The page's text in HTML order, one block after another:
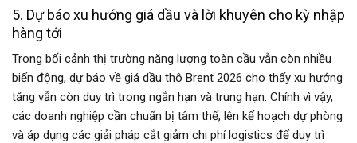
5. Dự báo xu hướng giá dầu và lời khuyên cho kỳ nhập
hàng tới
Trong bối cảnh thị trường năng lượng toàn cầu vẫn còn nhiều
biến động, dự báo về giá dầu thô Brent 2026 cho thấy xu hướng
tăng vẫn còn duy trì trong ngắn hạn và trung hạn. Chính vì vậy,
các doanh nghiệp cần chuẩn bị tâm thế, lên kế hoạch dự phòng
và áp dụng các giải pháp cắt giảm chi phí logistics để duy trì